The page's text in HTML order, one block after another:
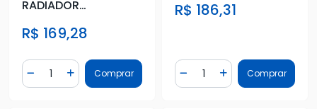
RADIADOR
TRITON 3.2 DIESEL
R$ 169,28
Diminuir Quantidade
Quantidade
Adicionar Quantidade
Comprar
INFERIOR
R$ 186,31
Diminuir Quantidade
Quantidade
AdicionarComprar